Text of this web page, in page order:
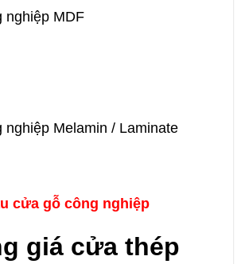
nghiệp MDF
nghiệp Melamin / Laminate
cửa gỗ công nghiệp
giá cửa thép